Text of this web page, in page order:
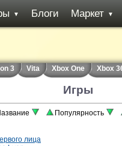
▼ Блоги Маркет ▼
3 Vita Xbox One Xbox
Игры
Популярность
лица